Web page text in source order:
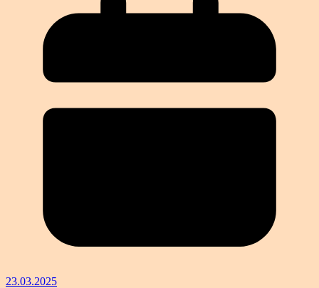
23.03.2025